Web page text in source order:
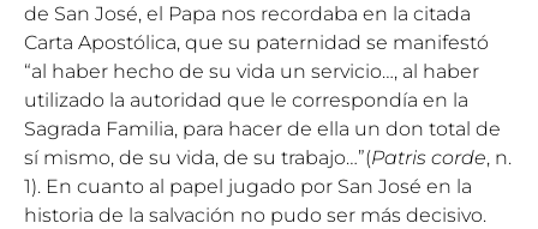
de San José, el Papa nos recordaba en la citada
Carta Apostólica, que su paternidad se manifestó
“al haber hecho de su vida un servicio…, al haber
utilizado la autoridad que le correspondía en la
Sagrada Familia, para hacer de ella un don total de
sí mismo, de su vida, de su trabajo…”(Patris corde, n.
1). En cuanto al papel jugado por San José en la
historia de la salvación no pudo ser más decisivo.